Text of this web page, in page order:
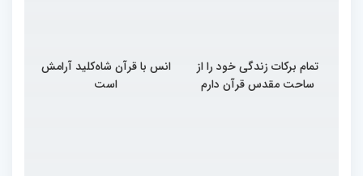
تمام برکات زندگی خود را از
ساحت مقدس قرآن دارم
انس با قرآن شاه‌کلید آرامش
است